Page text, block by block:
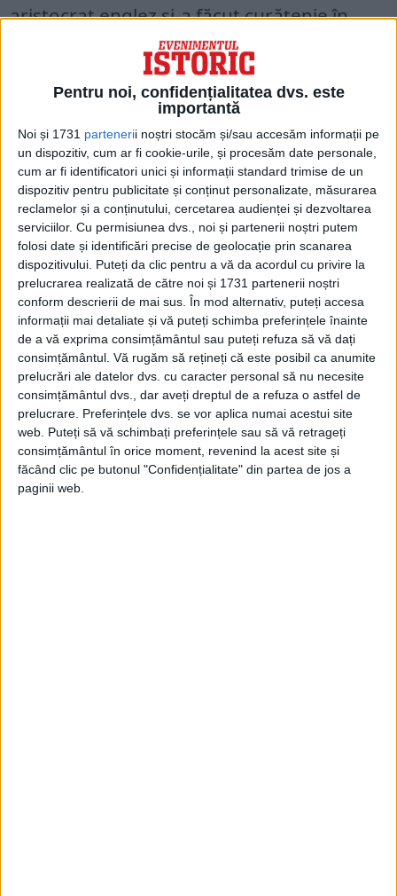
Pentru noi, confidențialitatea dvs. este
importantă
Noi și 1731 partenerii noștri stocăm și/sau accesăm informații pe
un dispozitiv, cum ar fi cookie-urile, și procesăm date personale,
cum ar fi identificatori unici și informații standard trimise de un
dispozitiv pentru publicitate și conținut personalizate, măsurarea
reclamelor și a conținutului, cercetarea audienței și dezvoltarea
serviciilor. Cu permisiunea dvs., noi și partenerii noștri putem
folosi date și identificări precise de geolocație prin scanarea
dispozitivului. Puteți da clic pentru a vă da acordul cu privire la
prelucrarea realizată de către noi și 1731 partenerii noștri
conform descrierii de mai sus. În mod alternativ, puteți accesa
informații mai detaliate și vă puteți schimba preferințele înainte
de a vă exprima consimțământul sau puteți refuza să vă dați
consimțământul. Vă rugăm să rețineți că este posibil ca anumite
prelucrări ale datelor dvs. cu caracter personal să nu necesite
consimțământul dvs., dar aveți dreptul de a refuza o astfel de
prelucrare. Preferințele dvs. se vor aplica numai acestui site
web. Puteți să vă schimbați preferințele sau să vă retrageți
consimțământul în orice moment, revenind la acest site și
făcând clic pe butonul "Confidențialitate" din partea de jos a
paginii web.
aristocrat englez și-a făcut curățenie în
reședința sa ancestrală de la Suffolk și a
fost donat muzeului londonez în 2000.
Stilul Renașterii timpurii se afla încă sub
puternica influență a celui bizantin.
„Batjocorirea lui Hristos” a fost găsit la
domiciliul unei bătrâne din orașul
Compiegne, situat la circa 70 de kilometri
nord de Paris. Femeia ținea piesa de artă în
bucătărie, atârnată deasupra aragazului, și
a crezut dintotdeauna, la fel ca întreaga sa
familie, că este vorba de o icoană
obișnuită. De aici, surpriza uriașă când a
oferit-o spre vânzare casei de licitație
Acteon și a aflat că atâția ani de zile oalele
sale au fiert sub o capodoperă.